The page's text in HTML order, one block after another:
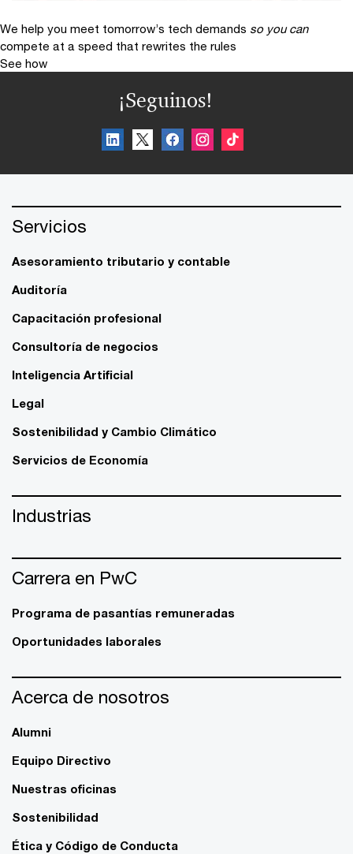
We help you meet tomorrow’s tech demands so you can
compete at a speed that rewrites the rules
See how
¡Seguinos!
Servicios
Asesoramiento tributario y contable
Auditoría
Capacitación profesional
Consultoría de negocios
Inteligencia Artificial
Legal
Sostenibilidad y Cambio Climático
Servicios de Economía
Industrias
Carrera en PwC
Programa de pasantías remuneradas
Oportunidades laborales
Acerca de nosotros
Alumni
Equipo Directivo
Nuestras oficinas
Sostenibilidad
Ética y Código de Conducta